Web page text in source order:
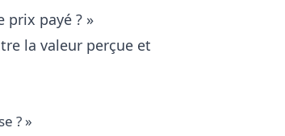
prix payé ? »
la valeur perçue et
? »